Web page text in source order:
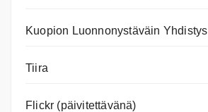
Kuopion Luonnonystäväin Yhdistys
Tiira
Flickr (päivitettävänä)